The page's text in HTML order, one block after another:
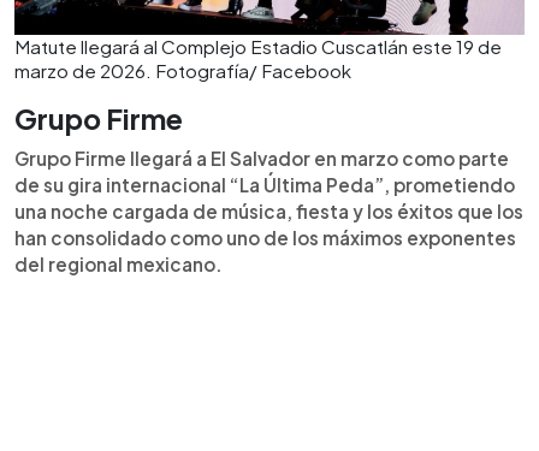
Matute llegará al Complejo Estadio Cuscatlán este 19 de
marzo de 2026. Fotografía/ Facebook
Grupo Firme
Grupo Firme llegará a El Salvador en marzo como parte
de su gira internacional “La Última Peda”, prometiendo
una noche cargada de música, fiesta y los éxitos que los
han consolidado como uno de los máximos exponentes
del regional mexicano.